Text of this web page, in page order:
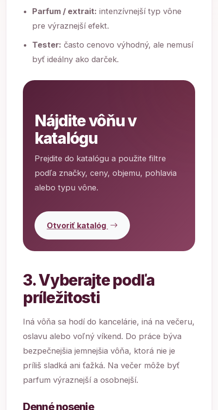
Parfum / extrait: intenzívnejší typ vône
pre výraznejší efekt.
Tester: často cenovo výhodný, ale nemusí
byť ideálny ako darček.
Nájdite vôňu v
katalógu
Prejdite do katalógu a použite filtre
podľa značky, ceny, objemu, pohlavia
alebo typu vône.
Otvoriť katalóg
3. Vyberajte podľa
príležitosti
Iná vôňa sa hodí do kancelárie, iná na večeru,
oslavu alebo voľný víkend. Do práce býva
bezpečnejšia jemnejšia vôňa, ktorá nie je
príliš sladká ani ťažká. Na večer môže byť
parfum výraznejší a osobnejší.
Denné nosenie